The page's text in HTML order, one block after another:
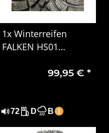
1x Winterreifen
FALKEN HS01
R17 98V XL DOT 3221
99,95 €*
72 D B